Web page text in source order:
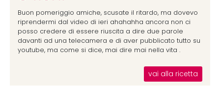
Buon pomeriggio amiche, scusate il ritardo, ma dovevo
riprendermi dal video di ieri ahahahha ancora non ci
posso credere di essere riuscita a dire due parole
davanti ad una telecamera e di aver pubblicato tutto su
youtube, ma come si dice, mai dire mai nella vita .
vai alla ricetta